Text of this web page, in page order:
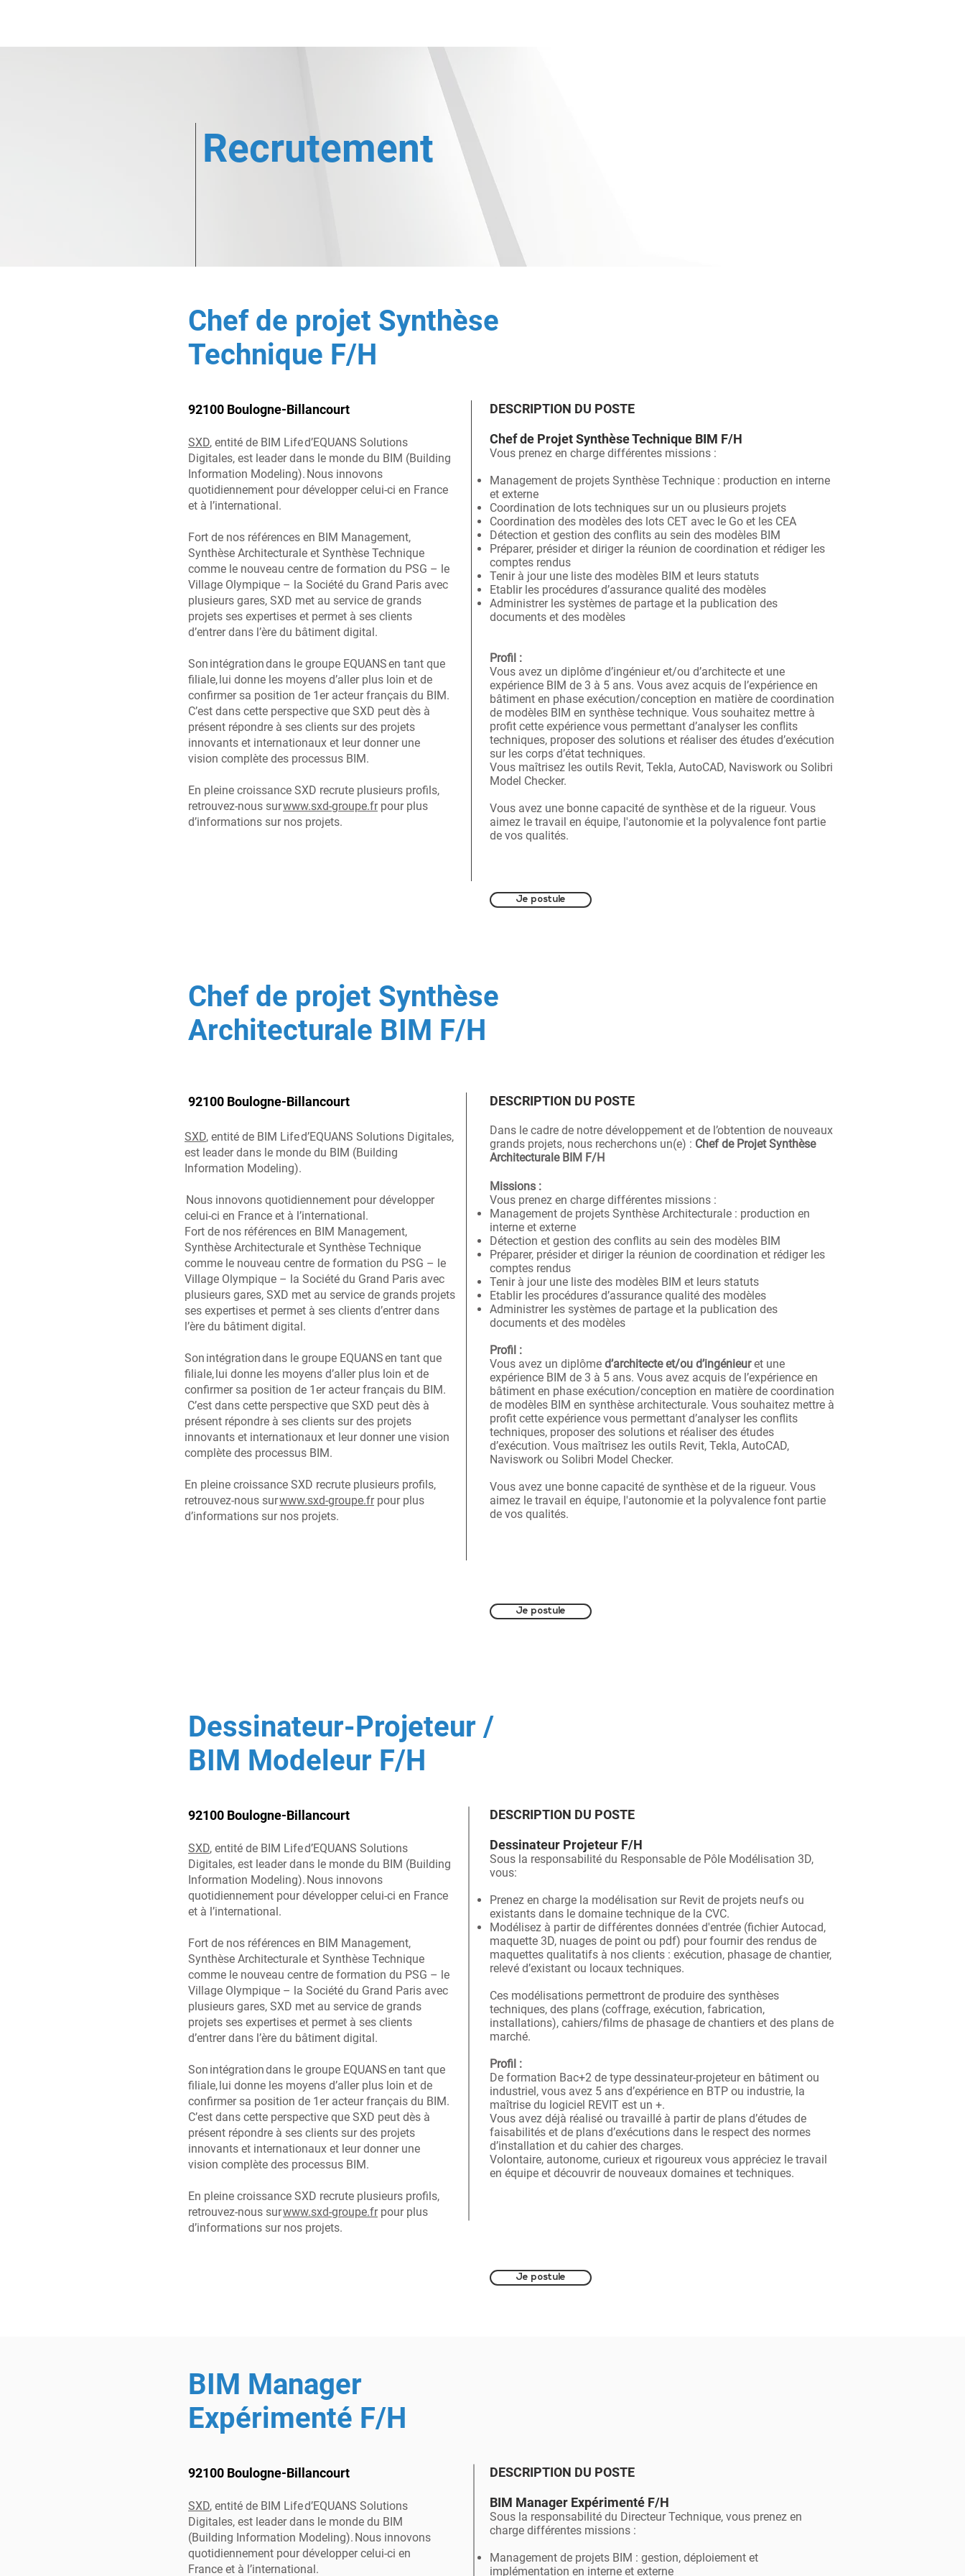
Recrutement
Chef de projet Synthèse
Technique F/H
92100 Boulogne-Billancourt
SXD, entité de BIM Life d’EQUANS Solutions
Digitales, est leader dans le monde du BIM (Building
Information Modeling). Nous innovons
quotidiennement pour développer celui-ci en France
et à l’international.
Fort de nos références en BIM Management,
Synthèse Architecturale et Synthèse Technique
comme le nouveau centre de formation du PSG – le
Village Olympique – la Société du Grand Paris avec
plusieurs gares, SXD met au service de grands
projets ses expertises et permet à ses clients
d’entrer dans l’ère du bâtiment digital.
Son intégration dans le groupe EQUANS en tant que
filiale, lui donne les moyens d’aller plus loin et de
confirmer sa position de 1er acteur français du BIM.
C’est dans cette perspective que SXD peut dès à
présent répondre à ses clients sur des projets
innovants et internationaux et leur donner une
vision complète des processus BIM.
En pleine croissance SXD recrute plusieurs profils,
retrouvez-nous surwww.sxd-groupe.frpour plus
d’informations sur nos projets.
DESCRIPTION DU POSTE
Chef de Projet Synthèse Technique BIM F/H
Vous prenez en charge différentes missions :
Management de projets Synthèse Technique : production en interne
et externe
Coordination de lots techniques sur un ou plusieurs projets
Coordination des modèles des lots CET avec le Go et les CEA
Détection et gestion des conflits au sein des modèles BIM
Préparer, présider et diriger la réunion de coordination et rédiger les
comptes rendus
Tenir à jour une liste des modèles BIM et leurs statuts
Etablir les procédures d’assurance qualité des modèles
Administrer les systèmes de partage et la publication des
documents et des modèles
Profil :
Vous avez un diplôme d’ingénieur et/ou d’architecte et une
expérience BIM de 3 à 5 ans. Vous avez acquis de l’expérience en
bâtiment en phase exécution/conception en matière de coordination
de modèles BIM en synthèse technique. Vous souhaitez mettre à
profit cette expérience vous permettant d’analyser les conflits
techniques, proposer des solutions et réaliser des études d’exécution
sur les corps d’état techniques.
Vous maîtrisez les outils Revit, Tekla, AutoCAD, Naviswork ou Solibri
Model Checker.
Vous avez une bonne capacité de synthèse et de la rigueur. Vous
aimez le travail en équipe, l'autonomie et la polyvalence font partie
de vos qualités.
Je postule
Chef de projet Synthèse
Architecturale BIM F/H
92100 Boulogne-Billancourt
SXD, entité de BIM Life d’EQUANS Solutions Digitales,
est leader dans le monde du BIM (Building
Information Modeling).
Nous innovons quotidiennement pour développer
celui-ci en France et à l’international.
Fort de nos références en BIM Management,
Synthèse Architecturale et Synthèse Technique
comme le nouveau centre de formation du PSG – le
Village Olympique – la Société du Grand Paris avec
plusieurs gares, SXD met au service de grands projets
ses expertises et permet à ses clients d’entrer dans
l’ère du bâtiment digital.
Son intégration dans le groupe EQUANS en tant que
filiale, lui donne les moyens d’aller plus loin et de
confirmer sa position de 1er acteur français du BIM.
C’est dans cette perspective que SXD peut dès à
présent répondre à ses clients sur des projets
innovants et internationaux et leur donner une vision
complète des processus BIM.
En pleine croissance SXD recrute plusieurs profils,
retrouvez-nous surwww.sxd-groupe.frpour plus
d’informations sur nos projets.
DESCRIPTION DU POSTE
Dans le cadre de notre développement et de l’obtention de nouveaux
grands projets, nous recherchons un(e) : Chef de Projet Synthèse
Architecturale BIM F/H
Missions :
Vous prenez en charge différentes missions :
Management de projets Synthèse Architecturale : production en
interne et externe
Détection et gestion des conflits au sein des modèles BIM
Préparer, présider et diriger la réunion de coordination et rédiger les
comptes rendus
Tenir à jour une liste des modèles BIM et leurs statuts
Etablir les procédures d’assurance qualité des modèles
Administrer les systèmes de partage et la publication des
documents et des modèles
Profil :
Vous avez un diplôme d’architecte et/ou d’ingénieuret une
expérience BIM de 3 à 5 ans. Vous avez acquis de l’expérience en
bâtiment en phase exécution/conception en matière de coordination
de modèles BIM en synthèse architecturale. Vous souhaitez mettre à
profit cette expérience vous permettant d’analyser les conflits
techniques, proposer des solutions et réaliser des études
d’exécution. Vous maîtrisez les outils Revit, Tekla, AutoCAD,
Naviswork ou Solibri Model Checker.
Vous avez une bonne capacité de synthèse et de la rigueur. Vous
aimez le travail en équipe, l'autonomie et la polyvalence font partie
de vos qualités.
Je postule
Dessinateur-Projeteur /
BIM Modeleur F/H
92100 Boulogne-Billancourt
SXD, entité de BIM Life d’EQUANS Solutions
Digitales, est leader dans le monde du BIM (Building
Information Modeling). Nous innovons
quotidiennement pour développer celui-ci en France
et à l’international.
Fort de nos références en BIM Management,
Synthèse Architecturale et Synthèse Technique
comme le nouveau centre de formation du PSG – le
Village Olympique – la Société du Grand Paris avec
plusieurs gares, SXD met au service de grands
projets ses expertises et permet à ses clients
d’entrer dans l’ère du bâtiment digital.
Son intégration dans le groupe EQUANS en tant que
filiale, lui donne les moyens d’aller plus loin et de
confirmer sa position de 1er acteur français du BIM.
C’est dans cette perspective que SXD peut dès à
présent répondre à ses clients sur des projets
innovants et internationaux et leur donner une
vision complète des processus BIM.
En pleine croissance SXD recrute plusieurs profils,
retrouvez-nous surwww.sxd-groupe.frpour plus
d’informations sur nos projets.
DESCRIPTION DU POSTE
Dessinateur Projeteur F/H
Sous la responsabilité du Responsable de Pôle Modélisation 3D,
vous:
Prenez en charge la modélisation sur Revit de projets neufs ou
existants dans le domaine technique de la CVC.
Modélisez à partir de différentes données d'entrée (fichier Autocad,
maquette 3D, nuages de point ou pdf) pour fournir des rendus de
maquettes qualitatifs à nos clients : exécution, phasage de chantier,
relevé d’existant ou locaux techniques.
Ces modélisations permettront de produire des synthèses
techniques, des plans (coffrage, exécution, fabrication,
installations), cahiers/films de phasage de chantiers et des plans de
marché.
Profil :
De formation Bac+2 de type dessinateur-projeteur en bâtiment ou
industriel, vous avez 5 ans d’expérience en BTP ou industrie, la
maîtrise du logiciel REVIT est un +.
Vous avez déjà réalisé ou travaillé à partir de plans d’études de
faisabilités et de plans d’exécutions dans le respect des normes
d’installation et du cahier des charges.
Volontaire, autonome, curieux et rigoureux vous appréciez le travail
en équipe et découvrir de nouveaux domaines et techniques.
Je postule
BIM Manager
Expérimenté F/H
92100 Boulogne-Billancourt
SXD, entité de BIM Life d’EQUANS Solutions
Digitales, est leader dans le monde du BIM
(Building Information Modeling). Nous innovons
quotidiennement pour développer celui-ci en
France et à l’international.
DESCRIPTION DU POSTE
BIM Manager Expérimenté F/H
Sous la responsabilité du Directeur Technique, vous prenez en
charge différentes missions :
Management de projets BIM : gestion, déploiement et
implémentation en interne et externe